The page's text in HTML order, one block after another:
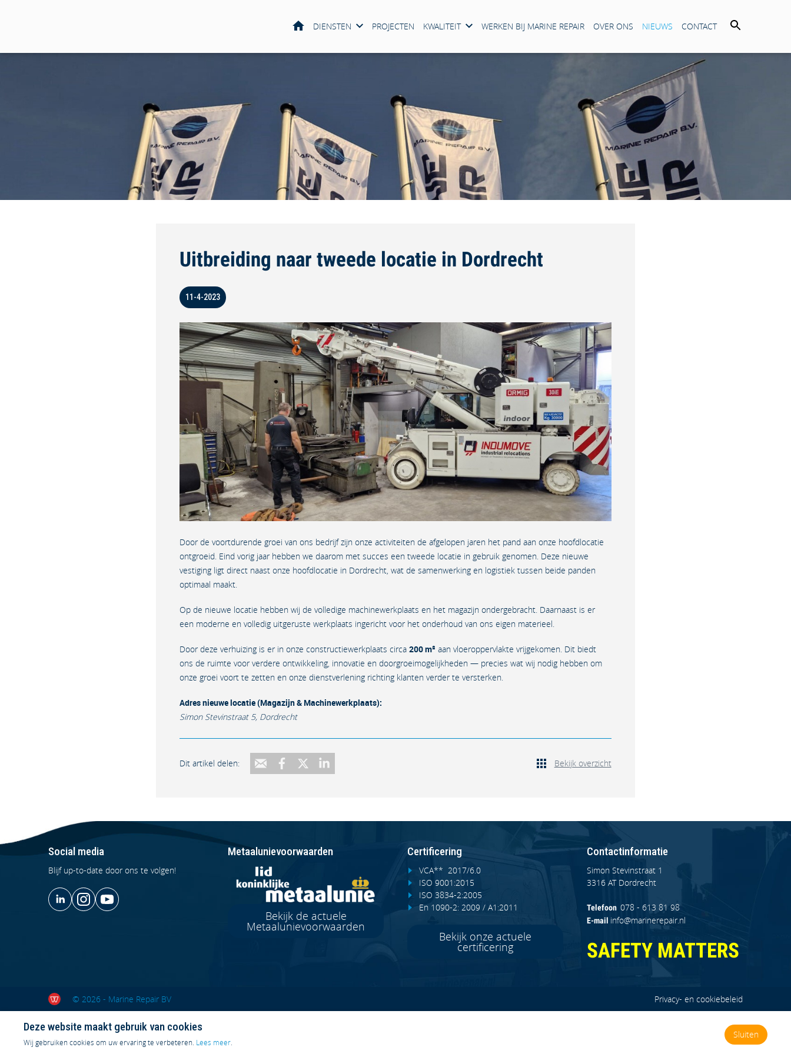
HOMEDIENSTEN PROJECTEN KWALITEIT WERKEN BIJ MARINE REPAIR OVER ONS NIEUWS CONTACT
Uitbreiding naar tweede locatie in Dordrecht
11-4-2023
Door de voortdurende groei van ons bedrijf zijn onze activiteiten de afgelopen jaren het pand aan onze hoofdlocatie
ontgroeid. Eind vorig jaar hebben we daarom met succes een tweede locatie in gebruik genomen. Deze nieuwe
vestiging ligt direct naast onze hoofdlocatie in Dordrecht, wat de samenwerking en logistiek tussen beide panden
optimaal maakt.
Op de nieuwe locatie hebben wij de volledige machinewerkplaats en het magazijn ondergebracht. Daarnaast is er
een moderne en volledig uitgeruste werkplaats ingericht voor het onderhoud van ons eigen materieel.
Door deze verhuizing is er in onze constructiewerkplaats circa200 m² aan vloeroppervlakte vrijgekomen. Dit biedt
ons de ruimte voor verdere ontwikkeling, innovatie en doorgroeimogelijkheden — precies wat wij nodig hebben om
onze groei voort te zetten en onze dienstverlening richting klanten verder te versterken.
Adres nieuwe locatie (Magazijn & Machinewerkplaats):
Simon Stevinstraat 5, Dordrecht
Dit artikel delen: Bekijk overzicht
Social media
Blijf up-to-date door ons te volgen!
Metaalunievoorwaarden
Bekijk de actuele
Metaalunievoorwaarden
Certificering
VCA** 2017/6.0
ISO 9001:2015
ISO 3834-2:2005
En 1090-2: 2009 / A1:2011
Bekijk onze actuele
certificering
Contactinformatie
Simon Stevinstraat 1
3316 AT Dordrecht
Telefoon 078 - 613 81 98
E-mail info@marinerepair.nl
SAFETY MATTERS
© 2026 - Marine Repair BV Privacy- en cookiebeleid
Deze website maakt gebruik van cookies
Wij gebruiken cookies om uw ervaring te verbeteren. Lees meer
Sluiten